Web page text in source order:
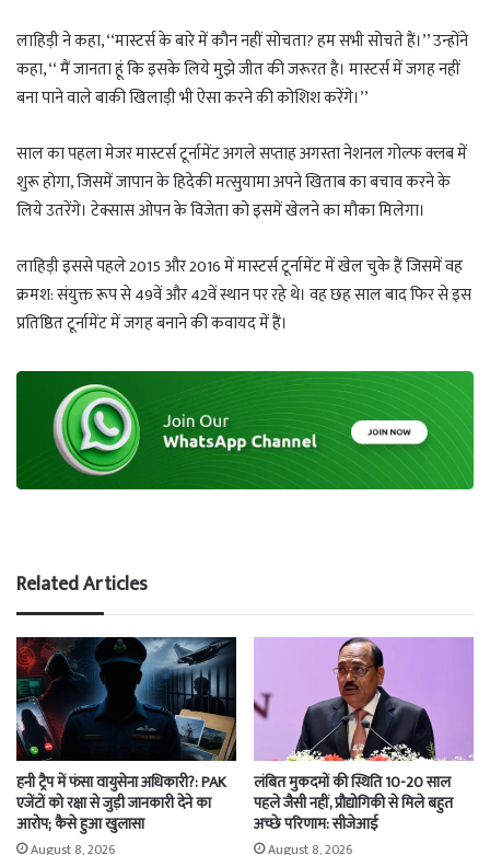
लाहिड़ी ने कहा, ‘‘मास्टर्स के बारे में कौन नहीं सोचता? हम सभी सोचते हैं।’’ उन्होंने
कहा, ‘‘ मैं जानता हूं कि इसके लिये मुझे जीत की जरूरत है। मास्टर्स में जगह नहीं
बना पाने वाले बाकी खिलाड़ी भी ऐसा करने की कोशिश करेंगे।’’
साल का पहला मेजर मास्टर्स टूर्नामेंट अगले सप्ताह अगस्ता नेशनल गोल्फ क्लब में
शुरू होगा, जिसमें जापान के हिदेकी मत्सुयामा अपने खिताब का बचाव करने के
लिये उतरेंगे। टेक्सास ओपन के विजेता को इसमें खेलने का मौका मिलेगा।
लाहिड़ी इससे पहले 2015 और 2016 में मास्टर्स टूर्नामेंट में खेल चुके हैं जिसमें वह
क्रमश: संयुक्त रूप से 49वें और 42वें स्थान पर रहे थे। वह छह साल बाद फिर से इस
प्रतिष्ठित टूर्नामेंट में जगह बनाने की कवायद में हैं।
Related Articles
हनी ट्रैप में फंसा वायुसेना अधिकारी?: PAK
एजेंटों को रक्षा से जुड़ी जानकारी देने का
आरोप; कैसे हुआ खुलासा
August 8, 2026
लंबित मुकदमों की स्थिति 10-20 साल
पहले जैसी नहीं, प्रौद्योगिकी से मिले बहुत
अच्छे परिणाम: सीजेआई
August 8, 2026